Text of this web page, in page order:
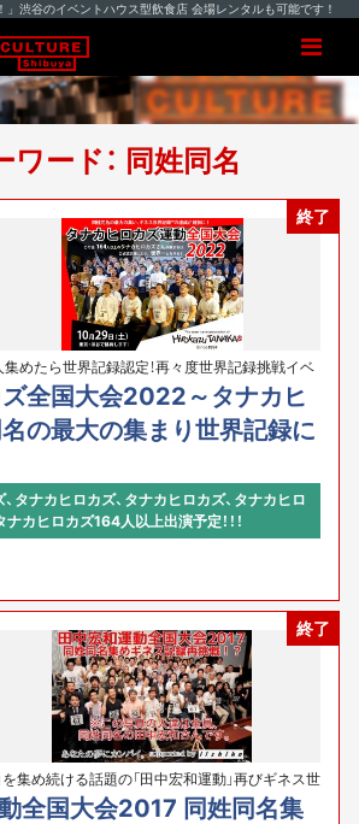
」渋谷のイベントハウス型飲食店 会場レンタルも可能です！
ード： 同姓同名
終了
集めたら世界記録認定！再々度世界記録挑戦イベ
動presents
全国大会2022～タナカヒ
の最大の集まり世界記録に
タナカヒロカズ、タナカヒロカズ、タナカヒロ
カヒロカズ164人以上出演予定！！！
終了
を集め続ける話題の「田中宏和運動」再びギネス世
動全国大会2017 同姓同名集